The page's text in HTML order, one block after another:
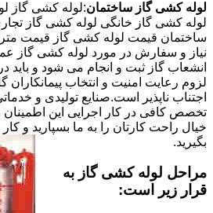
لوله کشی گاز ساختمان:لوله کشی گاز
لوله کشی گاز خانگی لوله کشی گاز
ساختمان قیمت لوله کشی گاز قیمت
نیاز و سفارش در مورد لوله کشی گاز
انشعاب گاز ثبت و انجام می شود و باید
لزوم رعایت امنیت و انتخاب پیمانکاران
اجتناب ناپذیر است.صنایع تولیدی و
تخصص کافی در کار اجرایی این اطمینان
خیال راحت کارتان را به ما بسپارید و
بگیرید.
مراحل لوله کشی گاز به
قرار زیر است: